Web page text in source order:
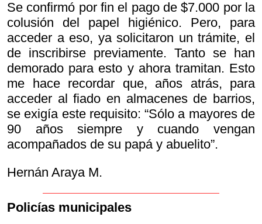
Se confirmó por fin el pago de $7.000 por la
colusión del papel higiénico. Pero, para
acceder a eso, ya solicitaron un trámite, el
de inscribirse previamente. Tanto se han
demorado para esto y ahora tramitan. Esto
me hace recordar que, años atrás, para
acceder al fiado en almacenes de barrios,
se exigía este requisito: “Sólo a mayores de
90 años siempre y cuando vengan
acompañados de su papá y abuelito”.
Hernán Araya M.
Policías municipales